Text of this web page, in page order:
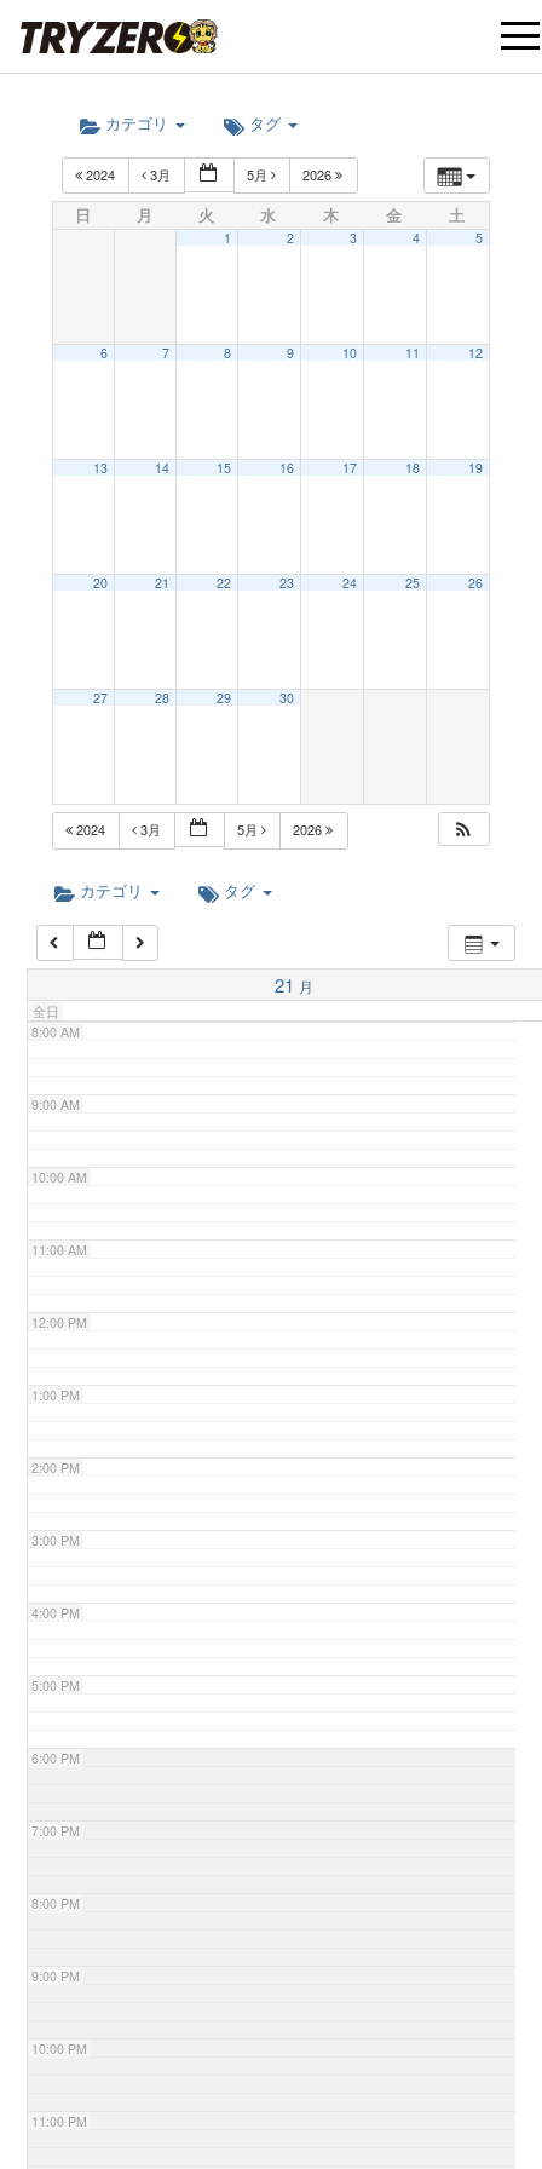
t
i
カテゴリ タグ
2024 3月 5月 2026
日 月 火 水 木 金 土
1 2 3 4 5
6 7 8 9 10 11 12
13 14 15 16 17 18 19
20 21 22 23 24 25 26
27 28 29 30
2024 3月 5月 2026
カテゴリ タグ
21 月
全日
5:00 AM
6:00 AM
7:00 AM
8:00 AM
9:00 AM
10:00 AM
11:00 AM
12:00 PM
1:00 PM
2:00 PM
3:00 PM
4:00 PM
5:00 PM
6:00 PM
7:00 PM
8:00 PM
9:00 PM
10:00 PM
11:00 PM